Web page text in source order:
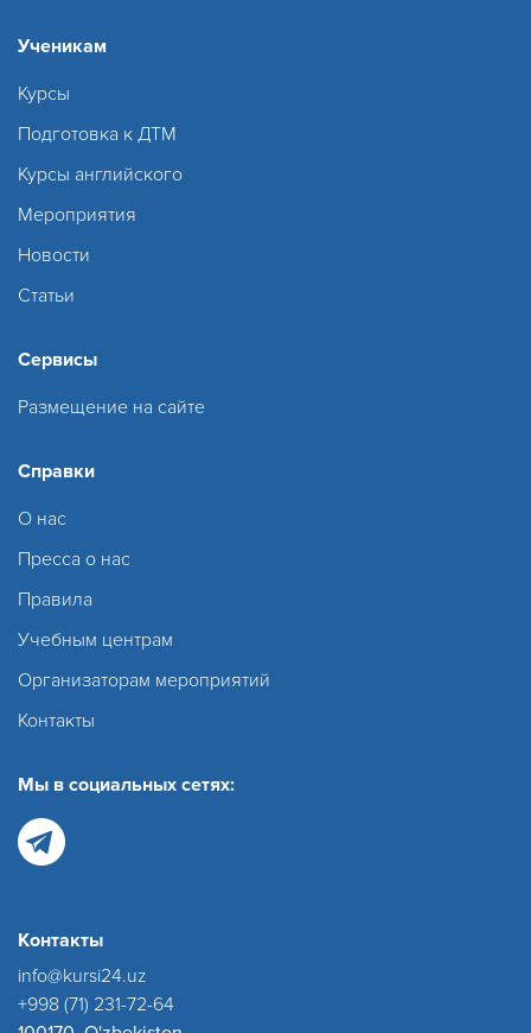
Ученикам
Курсы
Подготовка к ДТМ
Курсы английского
Мероприятия
Новости
Статьи
Сервисы
Размещение на сайте
Справки
О нас
Пресса о нас
Правила
Учебным центрам
Организаторам мероприятий
Контакты
Мы в социальных сетях:
Контакты
info@kursi24.uz
+998 (71) 231-72-64